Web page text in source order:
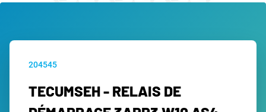
204545
TECUMSEH - RELAIS DE